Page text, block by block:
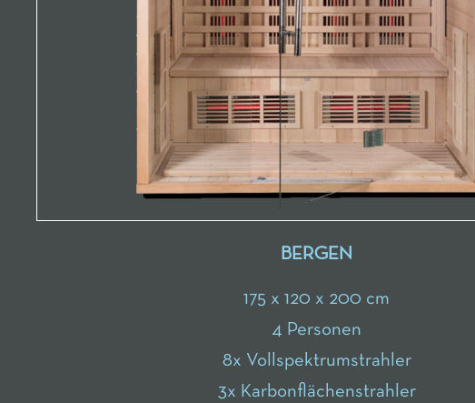
BERGEN
175 x 120 x 200 cm
4 Personen
8x Vollspektrumstrahler
3x Karbonflächenstrahler